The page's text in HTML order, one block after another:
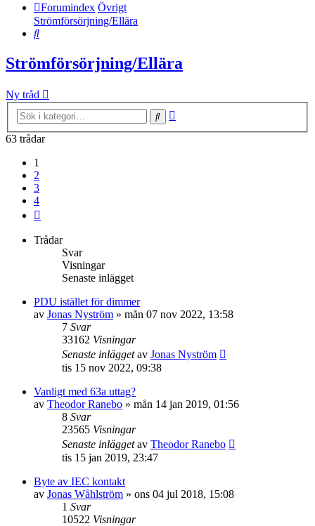
Forumindex Övrigt
Strömförsörjning/Ellära
Sök
Strömförsörjning/Ellära
Ny tråd
Sök
63 trådar
1
2
3
4
Trådar
Svar
Visningar
Senaste inlägget
PDU istället för dimmer
av Jonas Nyström » mån 07 nov 2022, 13:58
7 Svar
33162 Visningar
Senaste inläggetav Jonas Nyström
tis 15 nov 2022, 09:38
Vanligt med 63a uttag?
av Theodor Ranebo » mån 14 jan 2019, 01:56
8 Svar
23565 Visningar
Senaste inläggetav Theodor Ranebo
tis 15 jan 2019, 23:47
Byte av IEC kontakt
av Jonas Wåhlström » ons 04 jul 2018, 15:08
1 Svar
10522 Visningar